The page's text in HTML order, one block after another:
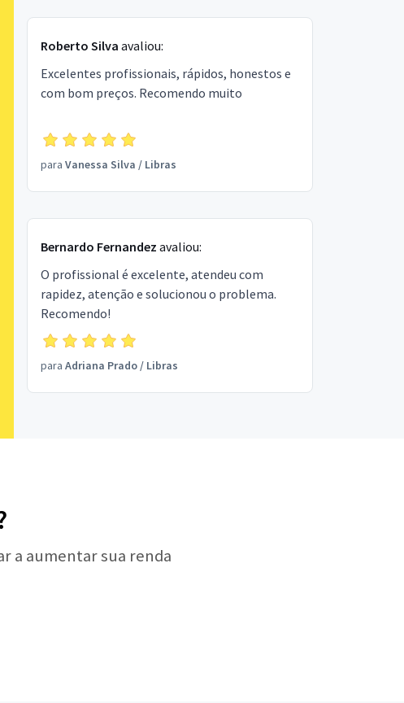
Roberto Silva avaliou:
Excelentes profissionais, rápidos, honestos e
com bom preços. Recomendo muito
para Vanessa Silva / Libras
Bernardo Fernandez avaliou:
O profissional é excelente, atendeu com
rapidez, atenção e solucionou o problema.
Recomendo!
para Adriana Prado/ Libras
a aumentar sua renda